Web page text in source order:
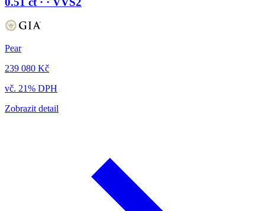
Pear
239 080 Kč
vč. 21% DPH
Zobrazit detail